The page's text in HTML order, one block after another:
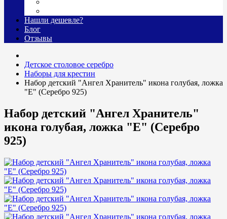
Нашли дешевле?
Блог
Отзывы
Детское столовое серебро
Наборы для крестин
Набор детский "Ангел Хранитель" икона голубая, ложка
"Е" (Серебро 925)
Набор детский "Ангел Хранитель"
икона голубая, ложка "Е" (Серебро
925)